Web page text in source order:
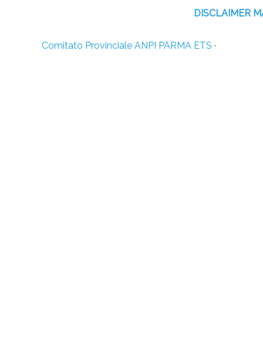
DISCLAIMER
Comitato Provinciale ANPI PARMA ETS ·